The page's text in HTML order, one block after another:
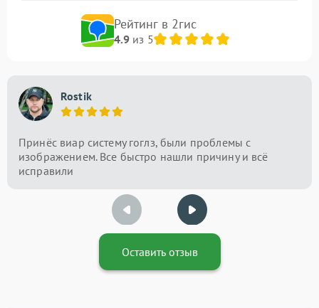
Рейтинг в 2гис
4.9из 5
Rostik
Принёс виар систему гоглз, были проблемы с
изображением. Все быстро нашли причину и всё
исправили
Оставить отзыв